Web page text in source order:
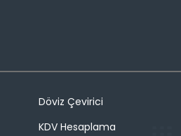
Döviz Çevirici
KDV Hesaplama